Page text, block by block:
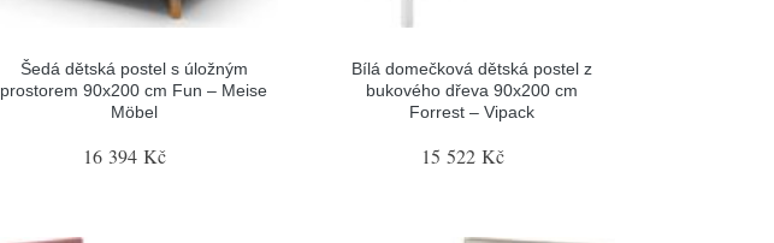
Šedá dětská postel s úložným
prostorem 90x200 cm Fun – Meise
Möbel
16 394 Kč
Bílá domečková dětská postel z
bukového dřeva 90x200 cm
Forrest – Vipack
15 522 Kč